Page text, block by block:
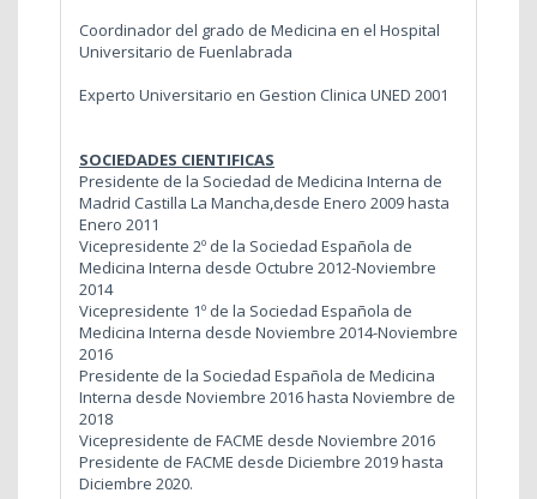
Coordinador del grado de Medicina en el Hospital
Universitario de Fuenlabrada
Experto Universitario en Gestion Clinica UNED 2001
SOCIEDADES CIENTIFICAS
Presidente de la Sociedad de Medicina Interna de
Madrid Castilla La Mancha,desde Enero 2009 hasta
Enero 2011
Vicepresidente 2º de la Sociedad Española de
Medicina Interna desde Octubre 2012-Noviembre
2014
Vicepresidente 1º de la Sociedad Española de
Medicina Interna desde Noviembre 2014-Noviembre
2016
Presidente de la Sociedad Española de Medicina
Interna desde Noviembre 2016 hasta Noviembre de
2018
Vicepresidente de FACME desde Noviembre 2016
Presidente de FACME desde Diciembre 2019 hasta
Diciembre 2020.